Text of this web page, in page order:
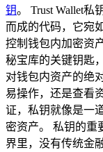
钥。 Trust Wallet
而成的代码，它宛
控制钱包内加密资
秘宝库的关键钥匙
对钱包内资产的绝
易操作，还是查看
证，私钥就像是一
密资产。 私钥的重
界里，没有传统金